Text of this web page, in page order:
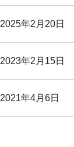
2025年2月20日
2023年2月15日
2021年4月6日